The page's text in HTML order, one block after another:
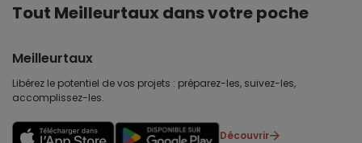
Tout Meilleurtaux dans votre poche
Meilleurtaux
Libérez le potentiel de vos projets : préparez-les, suivez-les,
accomplissez-les.
Découvrir